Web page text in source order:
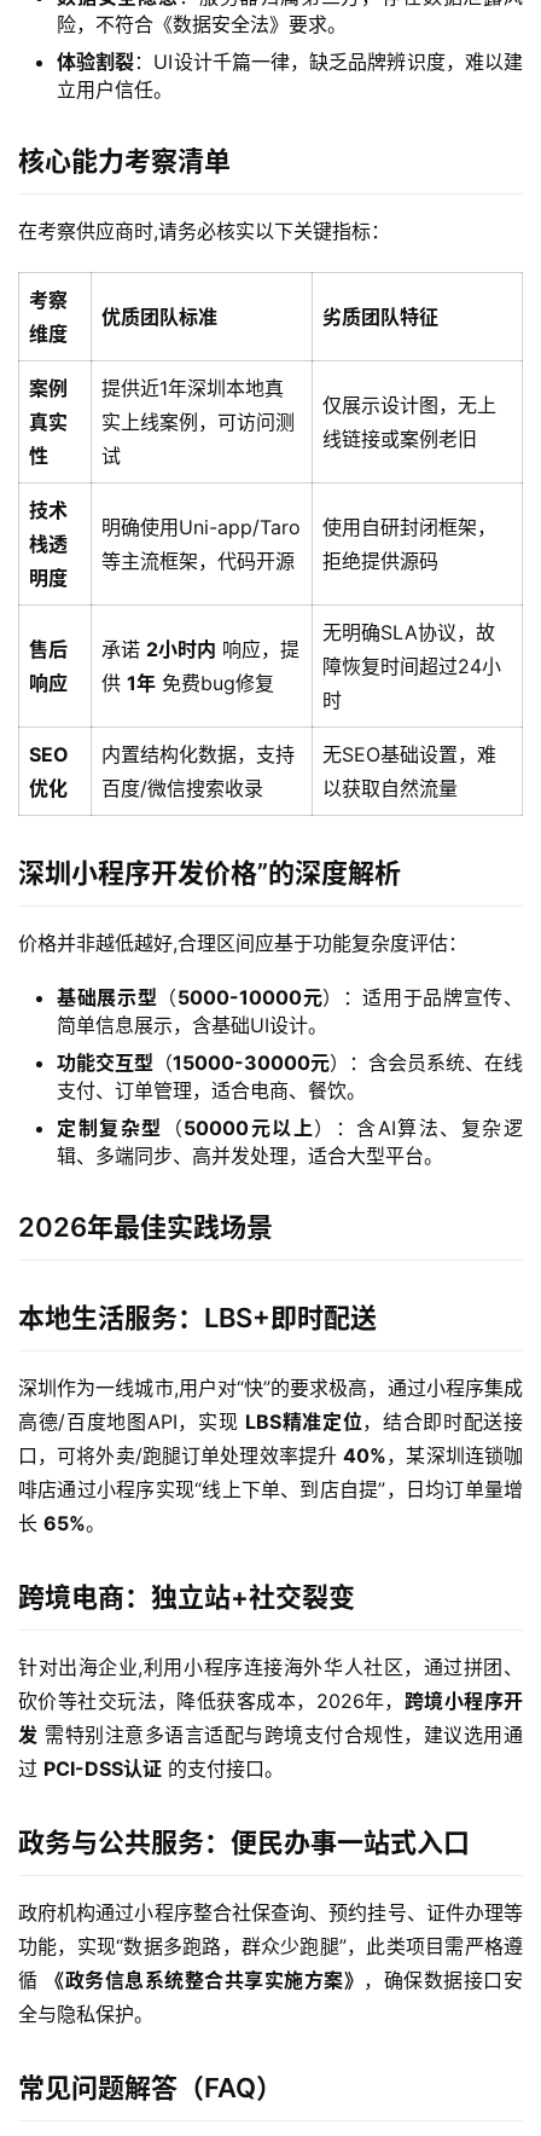
首
页
品
务
互
联
+
险，不符合《数据安全法》要求。
体验割裂：UI设计千篇一律，缺乏品牌辨识度，难以建
立用户信任。
核心能力考察清单
在考察供应商时,请务必核实以下关键指标：
考察
维度
优质团队标准 劣质团队特征
案例
真实
性
提供近1年深圳本地真
实上线案例，可访问测
试
仅展示设计图，无上
线链接或案例老旧
技术
栈透
明度
明确使用Uni-app/Taro
等主流框架，代码开源
使用自研封闭框架，
拒绝提供源码
售后
响应
承诺 2小时内 响应，提
供 1年 免费bug修复
无明确SLA协议，故
障恢复时间超过24小
时
SEO
优化
内置结构化数据，支持
百度/微信搜索收录
无SEO基础设置，难
以获取自然流量
深圳小程序开发价格”的深度解析
价格并非越低越好,合理区间应基于功能复杂度评估：
基础展示型 （5000-10000元）：适用于品牌宣传、
简单信息展示，含基础UI设计。
功能交互型 （15000-30000元）：含会员系统、在线
支付、订单管理，适合电商、餐饮。
定制复杂型 （50000元以上）：含AI算法、复杂逻
辑、多端同步、高并发处理，适合大型平台。
2026年最佳实践场景
本地生活服务：LBS+即时配送
深圳作为一线城市,用户对“快”的要求极高，通过小程序集成
高德/百度地图API，实现 LBS精准定位，结合即时配送接
口，可将外卖/跑腿订单处理效率提升 40%，某深圳连锁咖
啡店通过小程序实现“线上下单、到店自提”，日均订单量增
长 65%。
跨境电商：独立站+社交裂变
针对出海企业,利用小程序连接海外华人社区，通过拼团、
砍价等社交玩法，降低获客成本，2026年， 跨境小程序开
发 需特别注意多语言适配与跨境支付合规性，建议选用通
过 PCI-DSS认证 的支付接口。
政务与公共服务：便民办事一站式入口
政府机构通过小程序整合社保查询、预约挂号、证件办理等
功能，实现“数据多跑路，群众少跑腿”，此类项目需严格遵
循
《政务信息系统整合共享实施方案》 ，确保数据接口安
全与隐私保护。
常见问题解答（FAQ）